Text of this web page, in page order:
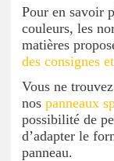
Pour en savoir
couleurs, les
matières
des consignes
Vous ne
nos panneaux
possibilité de
d’adapter le
panneau.